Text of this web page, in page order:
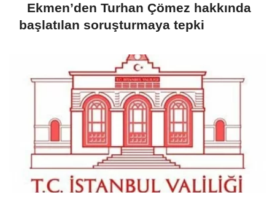
Ekmen’den Turhan Çömez hakkında
başlatılan soruşturmaya tepki